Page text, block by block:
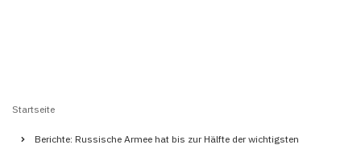
Startseite
Berichte: Russische Armee hat bis zur Hälfte der wichtigsten